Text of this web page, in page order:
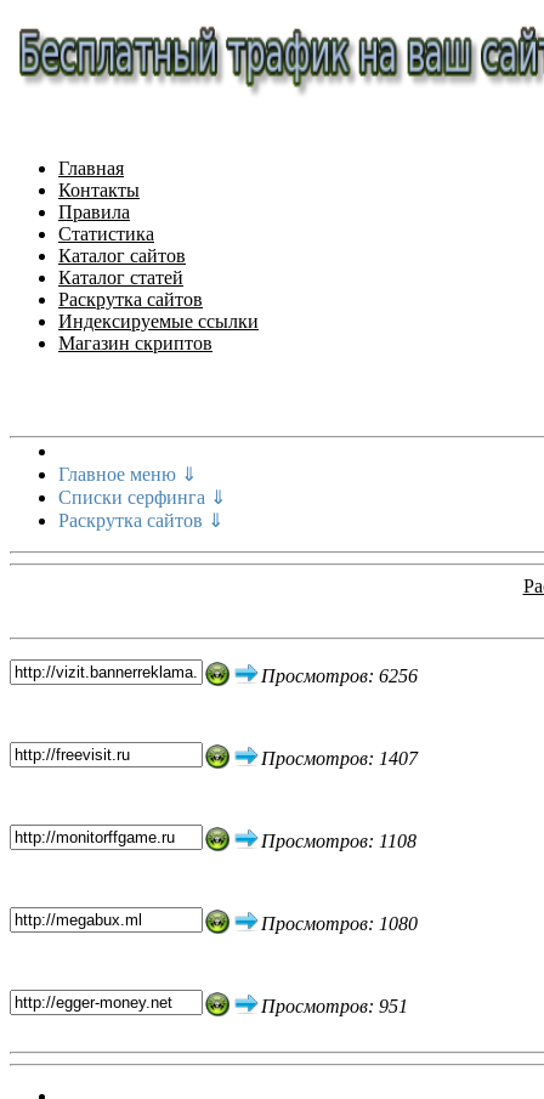
Главная
Контакты
Правила
Статистика
Каталог сайтов
Каталог статей
Раскрутка сайтов
Индексируемые ссылки
Магазин скриптов
Главное меню ⇓
Списки серфинга ⇓
Раскрутка сайтов ⇓
Просмотров: 6256
Просмотров: 1407
Просмотров: 1108
Просмотров: 1080
Просмотров: 951